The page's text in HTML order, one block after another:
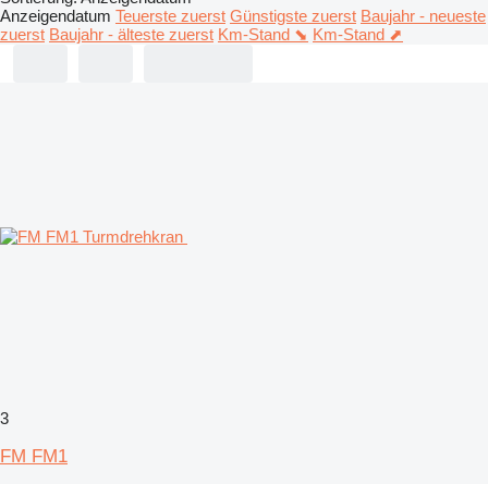
Anzeigendatum Teuerste zuerst Günstigste zuerst Baujahr - neueste
zuerst Baujahr - älteste zuerst Km-Stand ⬊ Km-Stand ⬈
3
FM FM1